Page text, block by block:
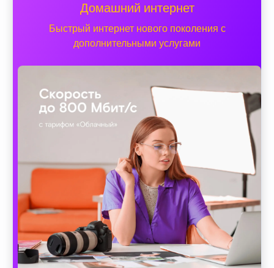
Домашний интернет
Быстрый интернет нового поколения с
дополнительными услугами